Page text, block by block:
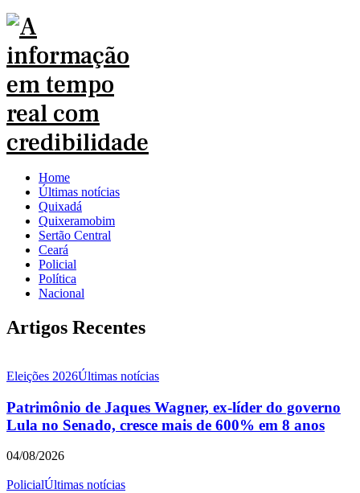
Home
Últimas notícias
Quixadá
Quixeramobim
Sertão Central
Ceará
Policial
Política
Nacional
Artigos Recentes
Eleições 2026Últimas notícias
Patrimônio de Jaques Wagner, ex-líder do governo
Lula no Senado, cresce mais de 600% em 8 anos
04/08/2026
PolicialÚltimas notícias